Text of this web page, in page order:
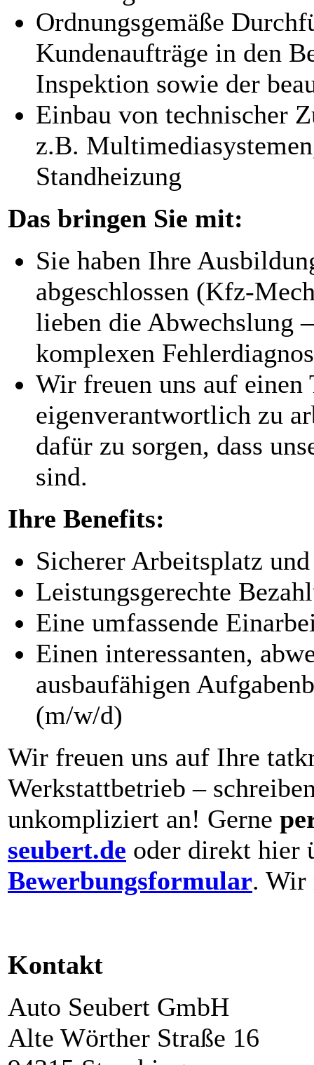
Ordnungsgemäße
Kundenaufträge in den
Inspektion sowie der
Einbau von technischer
z.B.
Standheizung
Das bringen Sie mit:
Sie haben Ihre
abgeschlossen (Kfz-
lieben die Abwechslung
komplexen
Wir freuen uns auf einen
eigenverantwortlich zu
dafür zu sorgen, dass
sind.
Ihre Benefits:
Sicherer Arbeitsplatz
Leistungsgerechte
Eine umfassende
Einen interessanten,
ausbaufähigen
(m/w/d)
Wir freuen uns auf Ihre
Werkstattbetrieb –
unkompliziert an! Gerne
seubert.de oder direkt hier
Bewerbungsformular. Wir
Kontakt
Auto Seubert GmbH
Alte Wörther Straße 16